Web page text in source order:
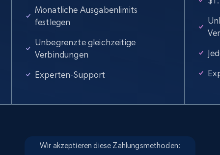
Monatliche Ausgabenlimits
festlegen
Unbegrenzte gleichzeitige
Verbindungen
Experten-Support
Wir akzeptieren diese Zahlungsmethoden: